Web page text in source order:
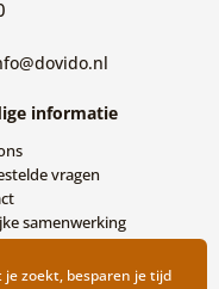
informatie
vragen
samenwerking
zoekt, besparen je tijd